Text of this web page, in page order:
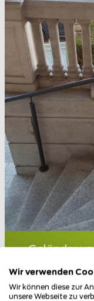
Geländer
Wir verwenden
Wir können diese zur
unsere Webseite zu